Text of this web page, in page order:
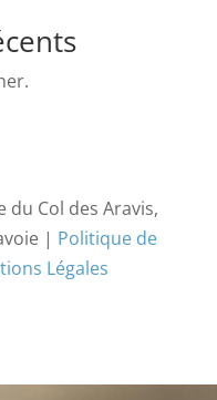
Col des Aravis,
| Politique de
Légales